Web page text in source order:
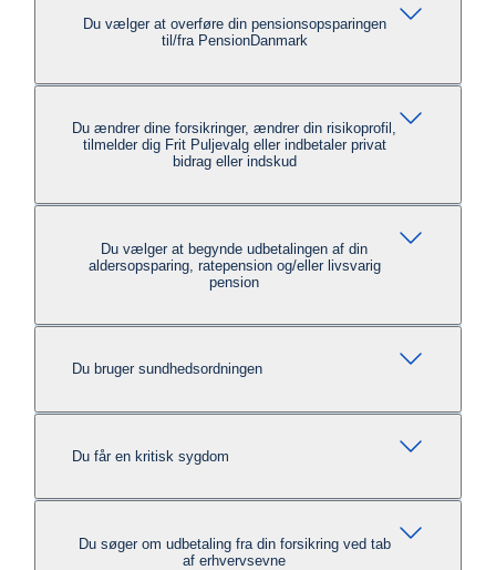
Du vælger at overføre din pensionsopsparingen
til/fra PensionDanmark
Du ændrer dine forsikringer, ændrer din risikoprofil,
tilmelder dig Frit Puljevalg eller indbetaler privat
bidrag eller indskud
Du vælger at begynde udbetalingen af din
aldersopsparing, ratepension og/eller livsvarig
pension
Du bruger sundhedsordningen
Du får en kritisk sygdom
Du søger om udbetaling fra din forsikring ved tab
af erhvervsevne